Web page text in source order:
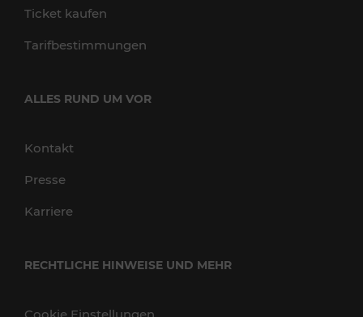
Ticket kaufen
Tarifbestimmungen
ALLES RUND UM VOR
Kontakt
Presse
Karriere
RECHTLICHE HINWEISE UND MEHR